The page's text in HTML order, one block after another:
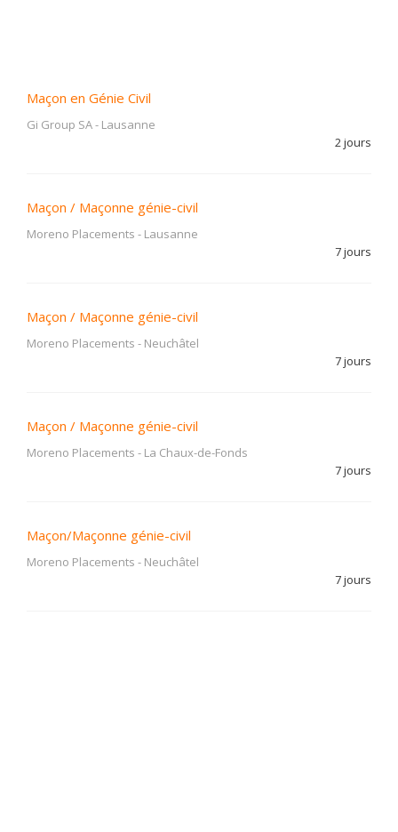
Maçon en Génie Civil
Gi Group SA- Lausanne
2 jours
Maçon / Maçonne génie-civil
Moreno Placements - Lausanne
7 jours
Maçon / Maçonne génie-civil
Moreno Placements - Neuchâtel
7 jours
Maçon / Maçonne génie-civil
Moreno Placements - La Chaux-de-Fonds
7 jours
Maçon/Maçonne génie-civil
Moreno Placements - Neuchâtel
7 jours